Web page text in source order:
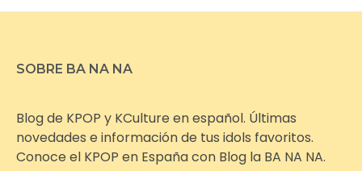
SOBRE BA NA NA
Blog de KPOP y KCulture en español. Últimas
novedades e información de tus idols favoritos.
Conoce el KPOP en España con Blog la BA NA NA.